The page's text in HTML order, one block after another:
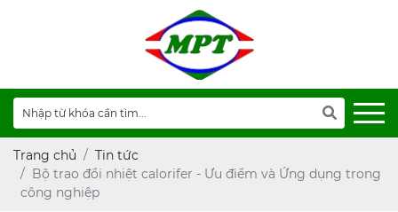
Trang chủ
Tin tức
Bộ trao đổi nhiệt calorifer - Ưu điểm và Ứng dụng trong
công nghiệp